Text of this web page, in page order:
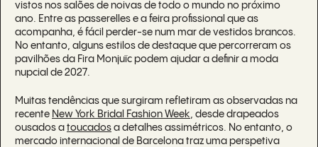
vistos nos salões de noivas de todo o mundo no próximo
ano. Entre as passerelles e a feira profissional que as
acompanha, é fácil perder-se num mar de vestidos brancos.
No entanto, alguns estilos de destaque que percorreram os
pavilhões da Fira Monjuïc podem ajudar a definir a moda
nupcial de 2027.
Muitas tendências que surgiram refletiram as observadas na
recente New York Bridal Fashion Week, desde drapeados
ousados a toucados a detalhes assimétricos. No entanto, o
mercado internacional de Barcelona traz uma perspetiva